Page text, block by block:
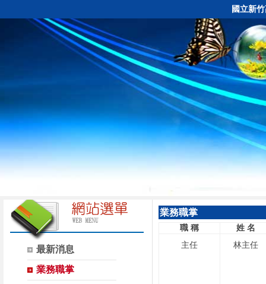
國立新
最新消息
業務職掌
業務職掌
職 稱 姓 名
主任
林主任